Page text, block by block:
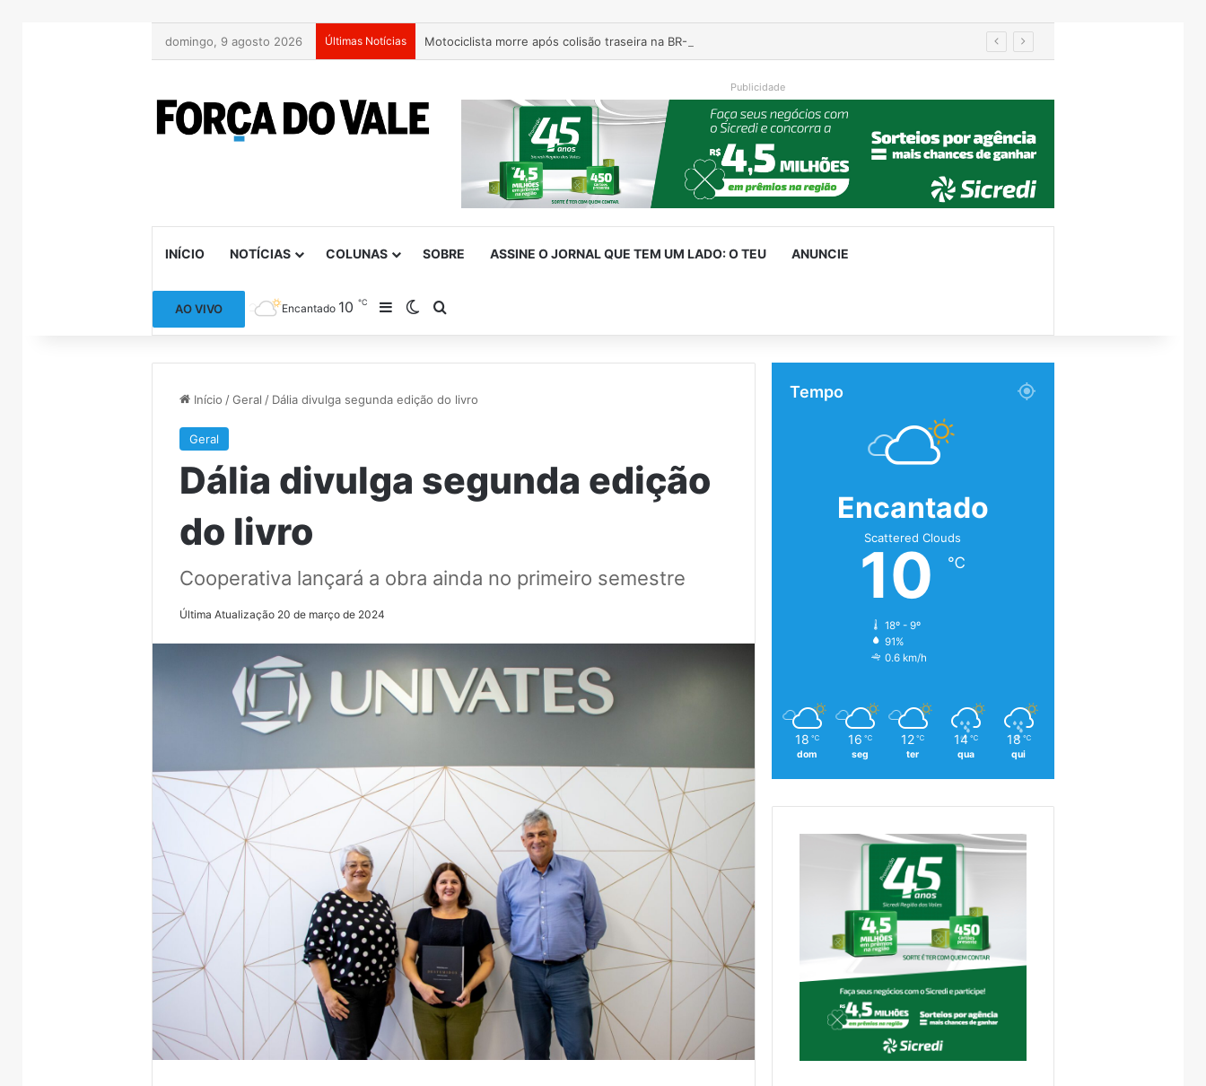
domingo, 9 agosto 2026 Últimas Notícias Motociclista morre após colisão traseira na BR-386, em Triunfo
Publicidade
INÍCIO NOTÍCIAS COLUNAS SOBRE ASSINE O JORNAL QUE TEM UM LADO: O TEU ANUNCIE
AO VIVO Encantado 10℃ Barra Lateral
Switch skin
Início / Geral / Dália divulga segunda edição do livro
Geral
Dália divulga segunda edição
do livro
Cooperativa lançará a obra ainda no primeiro semestre
Última Atualização 20 de março de 2024
Tempo
Encantado
Scattered Clouds
10 ℃
18º - 9º
91%
0.6 km/h
18 ℃
dom
16 ℃
seg
12 ℃
ter
14 ℃
qua
18 ℃
qui